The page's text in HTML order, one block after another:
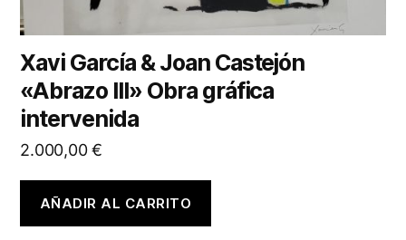
Xavi García & Joan Castejón
«Abrazo III» Obra gráfica
intervenida
2.000,00€
AÑADIR AL CARRITO